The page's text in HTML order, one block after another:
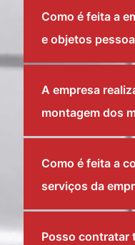
Como é feita a
e objetos
A empresa
montagem dos
Como é feita a
serviços da
Posso contratar